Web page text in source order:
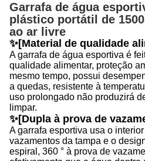
Garrafa de água
plástico portátil de
ao ar livre
✨[Material de qualidade
A garrafa de água esportiva é
qualidade alimentar, proteção
mesmo tempo, possui
a quedas, resistente à
uso prolongado não produzirá
limpar.
✨[Dupla à prova de
A garrafa esportiva usa o
vazamentos da tampa e o
espiral, 360 ° à prova de